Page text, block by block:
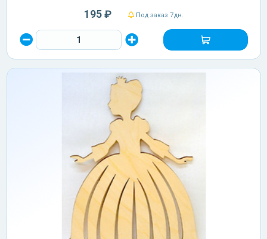
195 ₽ Под заказ 7дн.